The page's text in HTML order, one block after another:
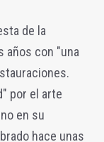
de la
años con "una
por el arte
en su
hace unas